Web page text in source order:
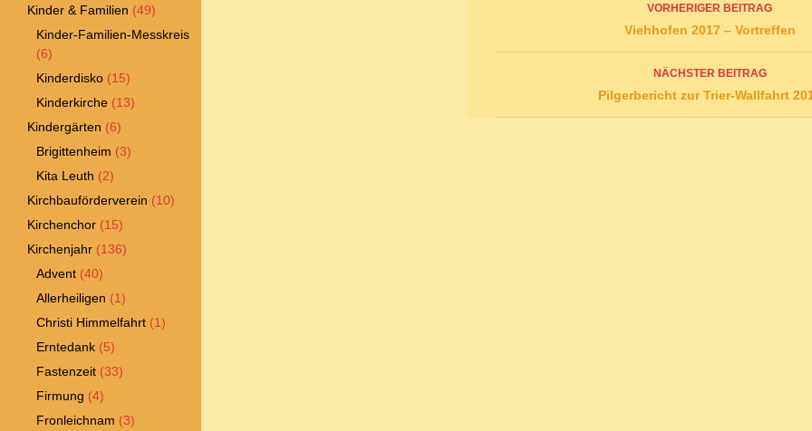
VORHERIGER BEITRAG
Viehhofen 2017 – Vortreffen
NÄCHSTER BEITRAG
Pilgerbericht zur Trier-Wallfahrt
Kinder & Familien (49)
Kinder-Familien-Messkreis
(6)
Kinderdisko (15)
Kinderkirche (13)
Kindergärten (6)
Brigittenheim (3)
Kita Leuth (2)
Kirchbauförderverein (10)
Kirchenchor (15)
Kirchenjahr (136)
Advent (40)
Allerheiligen (1)
Christi Himmelfahrt (1)
Erntedank (5)
Fastenzeit (33)
Firmung (4)
Fronleichnam (3)